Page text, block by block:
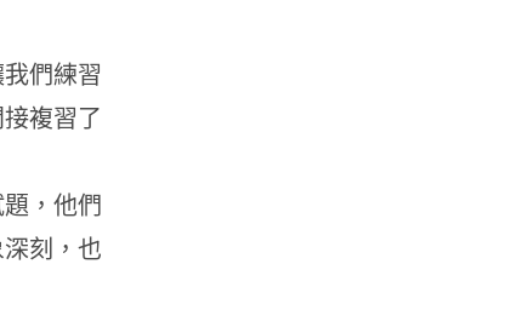
們練習
複習了
，他們
刻，也